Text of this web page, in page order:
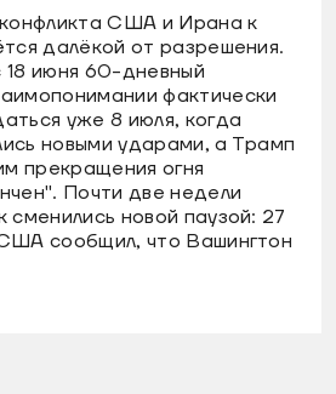
конфликта США и Ирана к
далёкой от разрешения.
18 июня 60-дневный
фактически
уже 8 июля, когда
новыми ударами, а Трамп
прекращения огня
Почти две недели
сменились новой паузой: 27
сообщил, что Вашингтон